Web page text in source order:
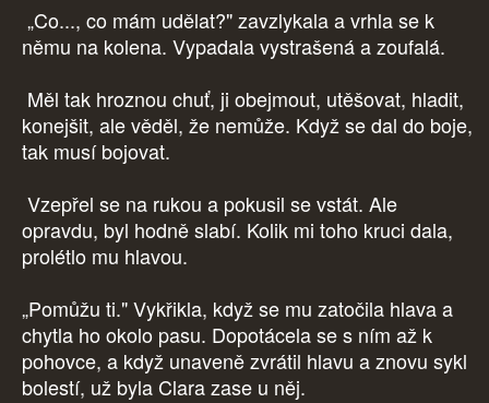
„Co..., co mám udělat?" zavzlykala a vrhla se k
němu na kolena. Vypadala vystrašená a zoufalá.
Měl tak hroznou chuť, ji obejmout, utěšovat, hladit,
konejšit, ale věděl, že nemůže. Když se dal do boje,
tak musí bojovat.
Vzepřel se na rukou a pokusil se vstát. Ale
opravdu, byl hodně slabí. Kolik mi toho kruci dala,
prolétlo mu hlavou.
„Pomůžu ti." Vykřikla, když se mu zatočila hlava a
chytla ho okolo pasu. Dopotácela se s ním až k
pohovce, a když unaveně zvrátil hlavu a znovu sykl
bolestí, už byla Clara zase u něj.